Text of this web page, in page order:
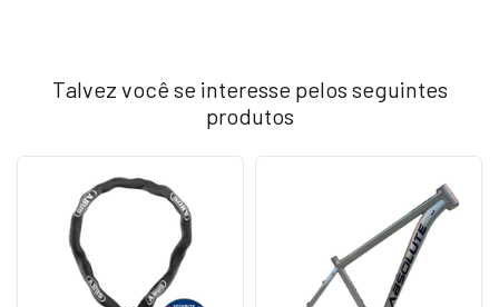
Talvez você se interesse pelos seguintes
produtos